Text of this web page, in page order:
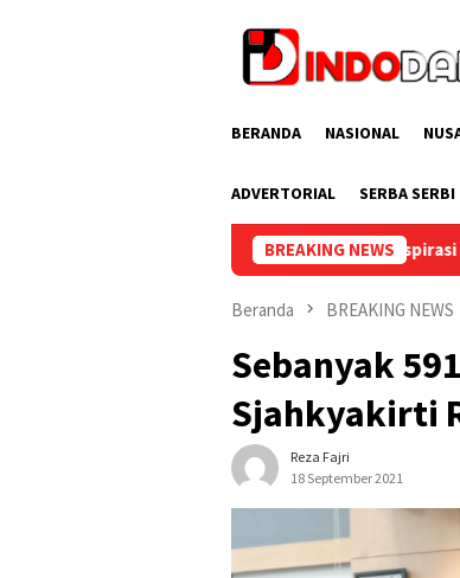
BERANDA NASIONAL
ADVERTORIAL SERBA SERBI
BREAKING NEWS
Sambut Aspirasi Santun Gabungan Lembaga dan
Beranda BREAKING NEWS
Sebanyak
Sjahkyakirti
Reza Fajri
18 September 2021